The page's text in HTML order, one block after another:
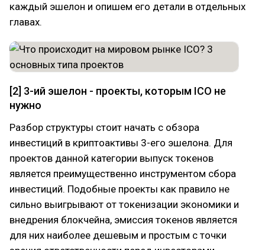
каждый эшелон и опишем его детали в отдельных
главах.
[2] 3-ий эшелон - проекты, которым ICO не
нужно
Разбор структуры стоит начать с обзора
инвестиций в криптоактивы 3-его эшелона. Для
проектов данной категории выпуск токенов
является преимущественно инструментом сбора
инвестиций. Подобные проекты как правило не
сильно выигрывают от токенизации экономики и
внедрения блокчейна, эмиссия токенов является
для них наиболее дешевым и простым с точки